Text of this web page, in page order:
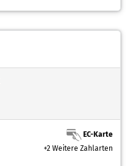
EC-Karte
+2 Weitere Zahlarten